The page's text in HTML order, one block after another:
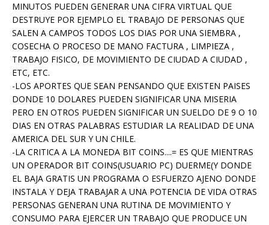
MINUTOS PUEDEN GENERAR UNA CIFRA VIRTUAL QUE
DESTRUYE POR EJEMPLO EL TRABAJO DE PERSONAS QUE
SALEN A CAMPOS TODOS LOS DIAS POR UNA SIEMBRA ,
COSECHA O PROCESO DE MANO FACTURA , LIMPIEZA ,
TRABAJO FISICO, DE MOVIMIENTO DE CIUDAD A CIUDAD ,
ETC, ETC.
-LOS APORTES QUE SEAN PENSANDO QUE EXISTEN PAISES
DONDE 10 DOLARES PUEDEN SIGNIFICAR UNA MISERIA
PERO EN OTROS PUEDEN SIGNIFICAR UN SUELDO DE 9 O 10
DIAS EN OTRAS PALABRAS ESTUDIAR LA REALIDAD DE UNA
AMERICA DEL SUR Y UN CHILE.
-LA CRITICA A LA MONEDA BIT COINS....= ES QUE MIENTRAS
UN OPERADOR BIT COINS(USUARIO PC) DUERME(Y DONDE
EL BAJA GRATIS UN PROGRAMA O ESFUERZO AJENO DONDE
INSTALA Y DEJA TRABAJAR A UNA POTENCIA DE VIDA OTRAS
PERSONAS GENERAN UNA RUTINA DE MOVIMIENTO Y
CONSUMO PARA EJERCER UN TRABAJO QUE PRODUCE UN